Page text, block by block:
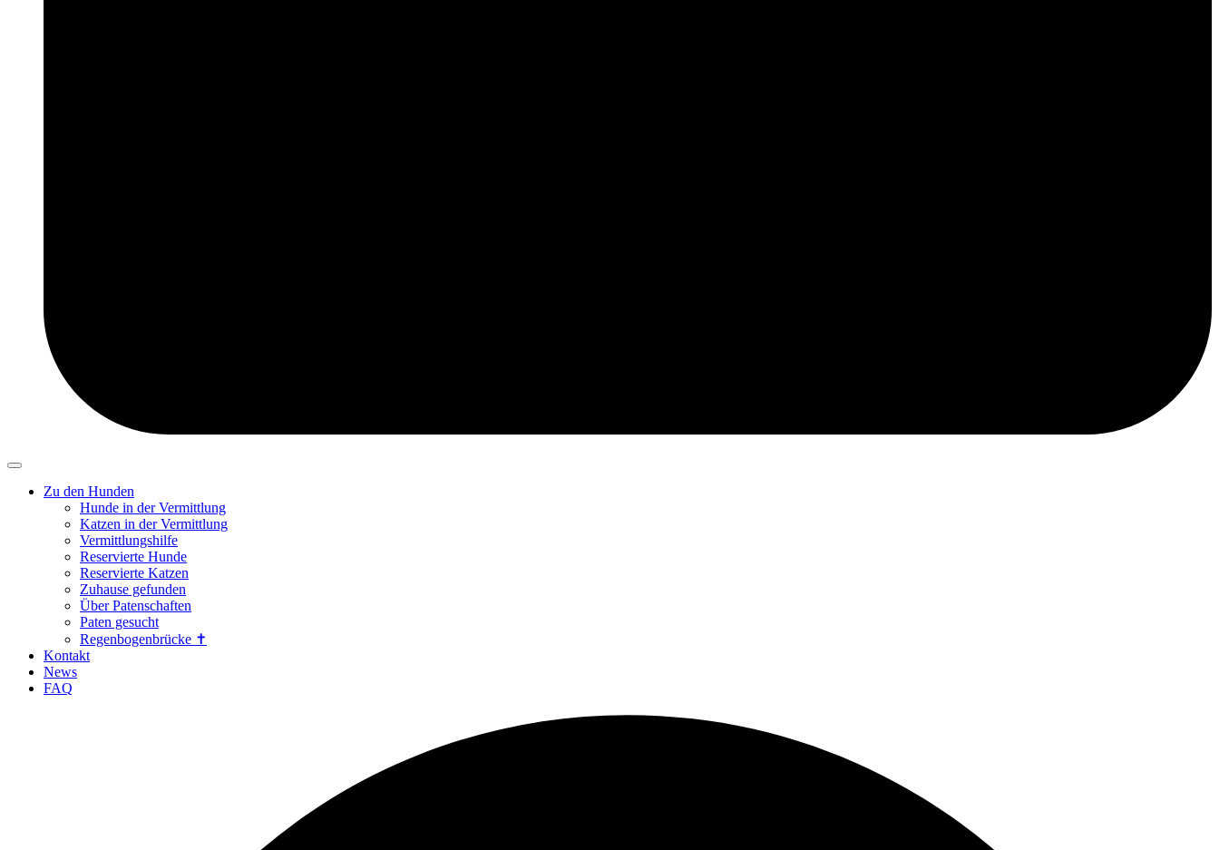
Zu den Hunden
Hunde in der Vermittlung
Katzen in der Vermittlung
Vermittlungshilfe
Reservierte Hunde
Reservierte Katzen
Zuhause gefunden
Über Patenschaften
Paten gesucht
Regenbogenbrücke ✝
Kontakt
News
FAQ